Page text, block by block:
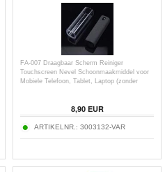
FA-007 Draagbaar Scherm Reiniger
Touchscreen Nevel Schoonmaakmiddel voor
Mobiele Telefoon, Tablet, Laptop (zonder
8,90EUR
ARTIKELNR.: 3003132-VAR